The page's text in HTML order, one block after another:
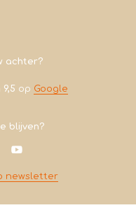
achter?
9,5 op Google
blijven?
newsletter